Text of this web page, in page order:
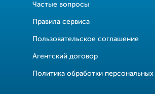
Частые вопросы
Правила сервиса
Пользовательское соглашение
Агентский договор
Политика обработки